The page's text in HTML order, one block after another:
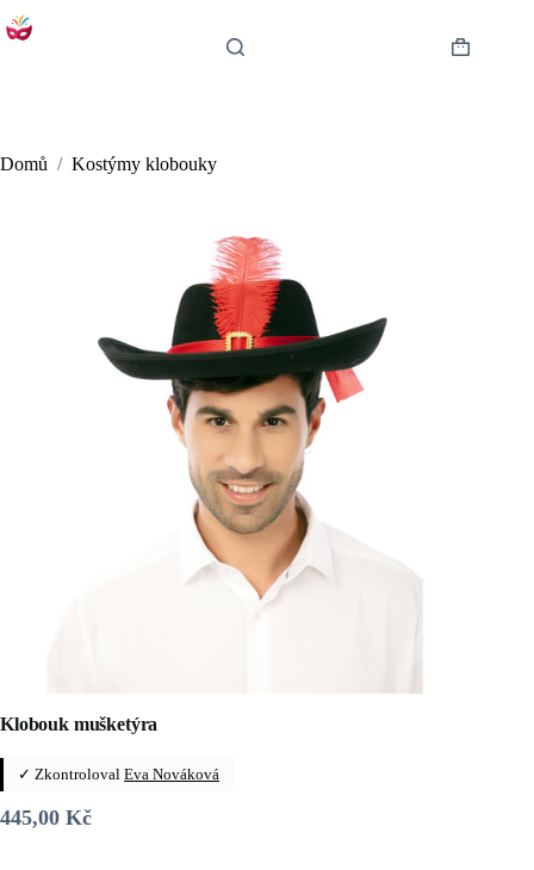
to
Shopping
Domů / Kostýmy klobouky
Klobouk mušketýra
✓ Zkontroloval Eva Nováková
445,00 Kč